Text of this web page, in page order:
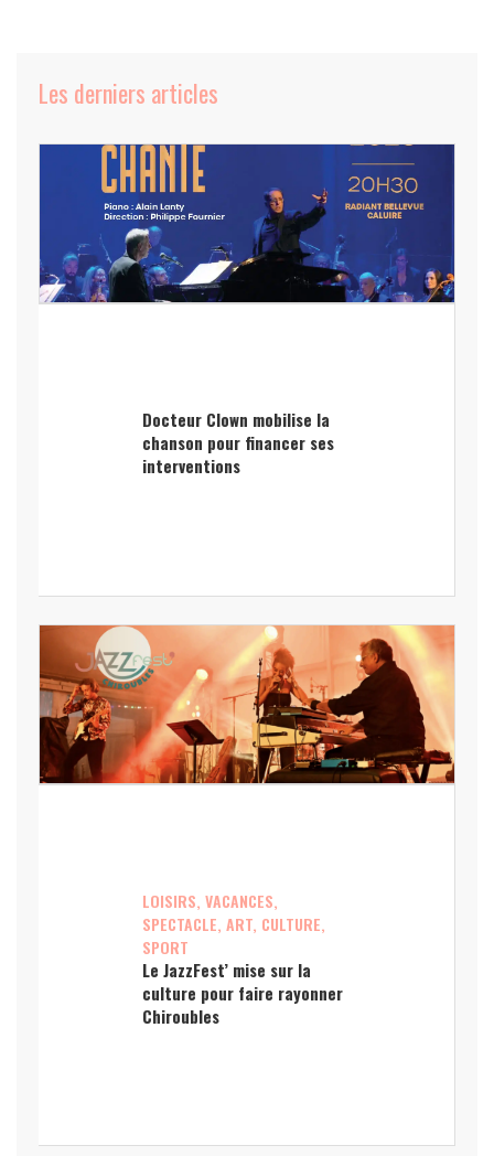
Les derniers articles
Docteur Clown mobilise la
chanson pour financer ses
interventions
LOISIRS, VACANCES,
SPECTACLE, ART, CULTURE,
SPORT
Le JazzFest’ mise sur la
culture pour faire rayonner
Chiroubles